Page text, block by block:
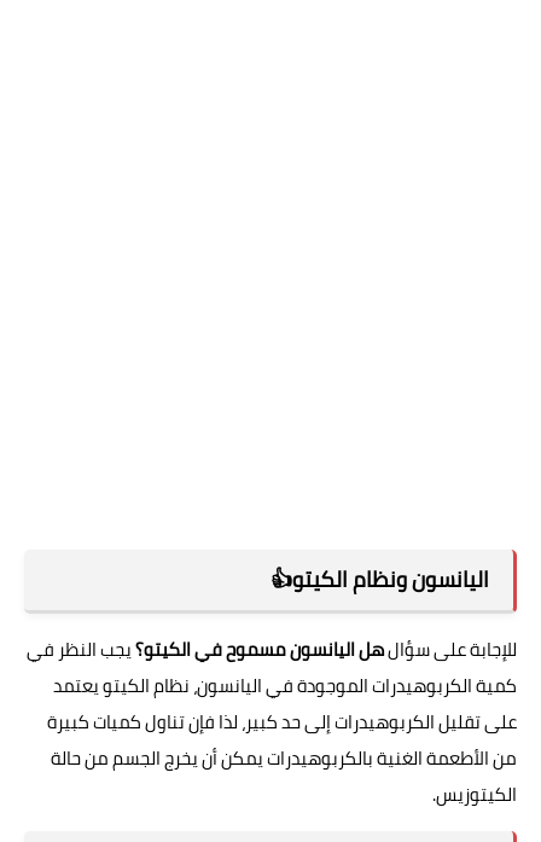
اليانسون ونظام الكيتو👍
للإجابة على سؤالهل اليانسون مسموح في الكيتو؟يجب النظر في
كمية الكربوهيدرات الموجودة في اليانسون، نظام الكيتو يعتمد
على تقليل الكربوهيدرات إلى حد كبير، لذا فإن تناول كميات كبيرة
من الأطعمة الغنية بالكربوهيدرات يمكن أن يخرج الجسم من حالة
الكيتوزيس.